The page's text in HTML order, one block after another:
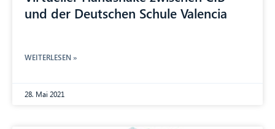
und der Deutschen Schule Valencia
WEITERLESEN »
28. Mai 2021